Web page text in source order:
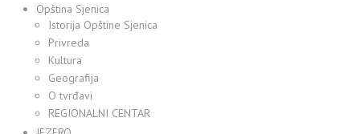
Opština Sjenica
Istorija Opštine Sjenica
Privreda
Kultura
Geografija
O tvrđavi
REGIONALNI CENTAR